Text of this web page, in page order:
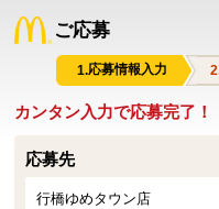
ご応募
応募情報入力
カンタン入力で応募完了！
応募先
行橋ゆめタウン店